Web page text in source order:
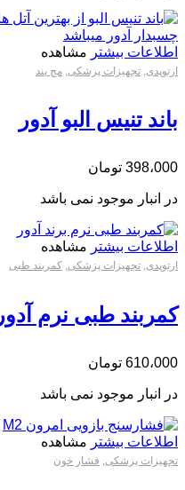
اطلاعات بیشتر مشاهده
ارتوپدی تجهیزات پزشکی مچ بند
باند تنیس البو آدور
398،000 تومان
در انبار موجود نمی باشد
اطلاعات بیشتر مشاهده
ارتوپدی, تجهیزات پزشکی, کمربند طبی
کمربند طبی نرم آدور
610،000 تومان
در انبار موجود نمی باشد
اطلاعات بیشتر مشاهده
تجهیزات پزشکی, فشار خون